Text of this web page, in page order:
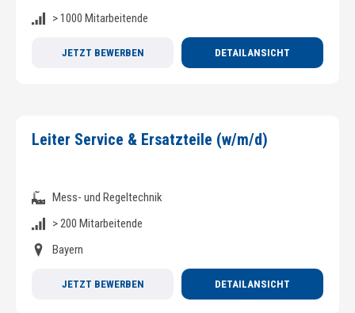
> 1000 Mitarbeitende
JETZT BEWERBEN DETAILANSICHT
Leiter Service & Ersatzteile (w/m/d)
Mess- und Regeltechnik
> 200 Mitarbeitende
Bayern
JETZT BEWERBEN DETAILANSICHT